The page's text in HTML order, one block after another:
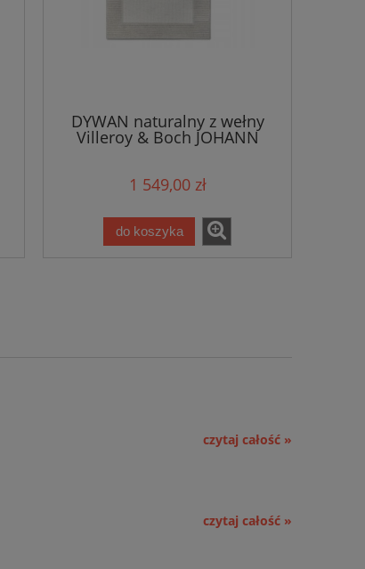
DYWAN naturalny z wełny
Villeroy & Boch JOHANN
160x230cm w kolorze
1 549,00 zł
do koszyka
czytaj całość »
czytaj całość »